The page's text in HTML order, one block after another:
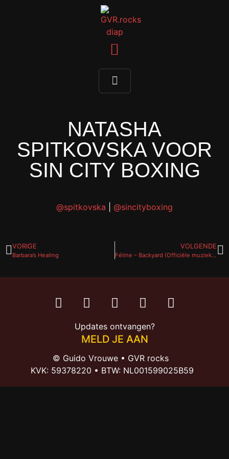
NATASHA
SPITKOVSKA VOOR
SIN CITY BOXING
@spitkovska @sincityboxing
VORIGE
Barbara’s Healing
VOLGENDE
Féline – Backyard (Officiële muziek video)
Updates ontvangen?
MELD JE AAN
© Guido Vrouwe • GVR rocks
KVK: 59378220 • BTW: NL001599025B59